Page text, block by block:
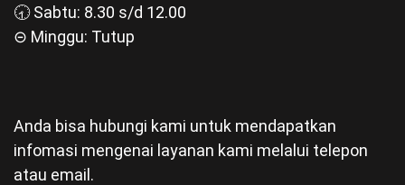
🕣 Sabtu: 8.30 s/d 12.00
⊝ Minggu: Tutup
Anda bisa hubungi kami untuk mendapatkan
infomasi mengenai layanan kami melalui telepon
atau email.